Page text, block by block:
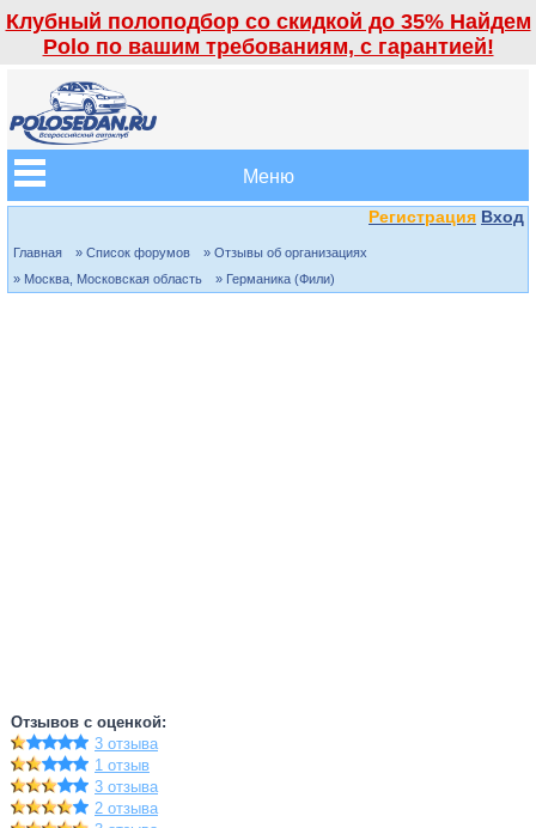
Клубный полоподбор со скидкой до 35% Найдем
Polo по вашим требованиям, с гарантией!
Меню
Регистрация Вход
Главная » Список форумов
» Отзывы об организациях
» Москва, Московская область
» Германика (Фили)
Отзывов с оценкой:
3 отзыва
1 отзыв
3 отзыва
2 отзыва